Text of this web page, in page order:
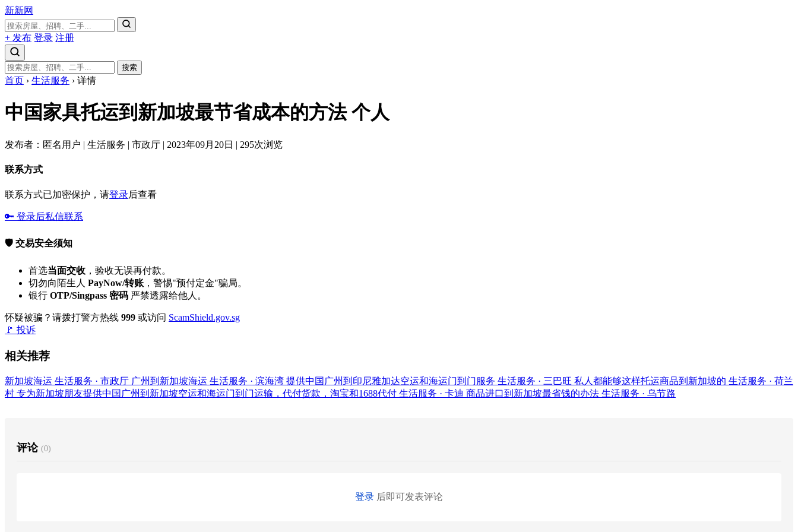
新新网
+ 发布 登录 注册
搜索
首页 › 生活服务 › 详情
中国家具托运到新加坡最节省成本的方法个人
发布者：匿名用户 | 生活服务 | 市政厅 | 2023年09月20日 | 295次浏览
联系方式
联系方式已加密保护，请登录后查看
🔑 登录后私信联系
🛡️ 交易安全须知
首选当面交收 ，验收无误再付款。
切勿向陌生人 PayNow/转账 ，警惕"预付定金"骗局。
银行 OTP/Singpass 密码 严禁透露给他人。
怀疑被骗？请拨打警方热线 999 或访问 ScamShield.gov.sg
🚩 投诉
相关推荐
新加坡海运 生活服务 · 市政厅 广州到新加坡海运 生活服务 · 滨海湾 提供中国广州到印尼雅加达空运和海运门到门服务 生活服务 · 三巴旺 私人都能够这样托运商品到新加坡的 生活服务 · 荷兰
村 专为新加坡朋友提供中国广州到新加坡空运和海运门到门运输，代付货款，淘宝和1688代付 生活服务 · 卡迪 商品进口到新加坡最省钱的办法 生活服务 · 乌节路
评论 (0)
登录 后即可发表评论